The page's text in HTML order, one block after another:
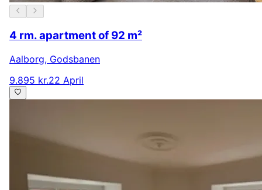
4 rm. apartment of 92 m²
Aalborg, Godsbanen
9.895 kr.22 April